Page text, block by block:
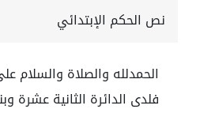
نص الحكم الإبتدائي
الحمدلله والصلاة والسلام
فلدى الدائرة الثانية عشرة وبناء على